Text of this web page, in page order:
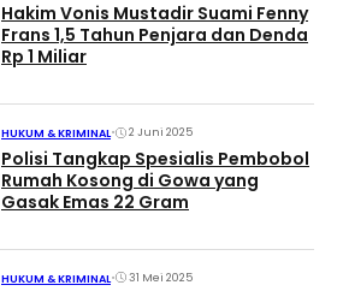
Hakim Vonis Mustadir Suami Fenny
Frans 1,5 Tahun Penjara dan Denda
Rp 1 Miliar
HUKUM & KRIMINAL• 2 Juni 2025
Polisi Tangkap Spesialis Pembobol
Rumah Kosong di Gowa yang
Gasak Emas 22 Gram
HUKUM & KRIMINAL• 31 Mei 2025